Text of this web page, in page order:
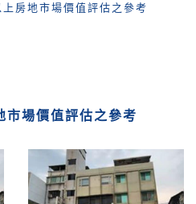
房地市場價值評估之參考
市場價值評估之參考